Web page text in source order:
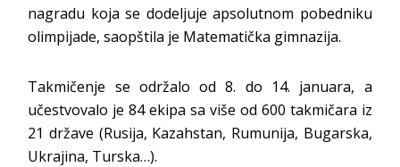
nagradu koja se dodeljuje apsolutnom pobedniku
olimpijade, saopštila je Matematička gimnazija.
Takmičenje se održalo od 8. do 14. januara, a
učestvovalo je 84 ekipa sa više od 600 takmičara iz
21 države (Rusija, Kazahstan, Rumunija, Bugarska,
Ukrajina, Turska…).